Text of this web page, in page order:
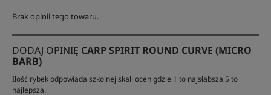
Brak opinii tego towaru.
DODAJ OPINIĘ CARP SPIRIT ROUND CURVE (MICRO
BARB)
Ilość rybek odpowiada szkolnej skali ocen gdzie 1 to najsłabsza 5 to
najlepsza.